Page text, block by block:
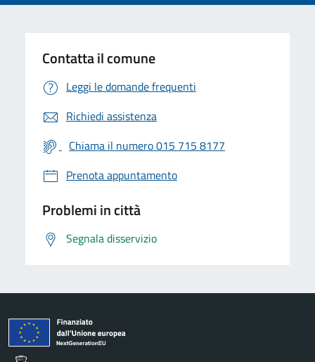
Contatta il comune
Leggi le domande frequenti
Richiedi assistenza
Chiama il numero 015 715 8177
Prenota appuntamento
Problemi in città
Segnala disservizio